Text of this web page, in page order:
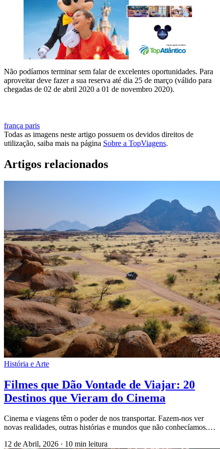
Não podíamos terminar sem falar de excelentes oportunidades. Para
aproveitar deve fazer a sua reserva até dia 25 de março (válido para
chegadas de 02 de abril 2020 a 01 de novembro 2020).
frança paris
Todas as imagens neste artigo possuem os devidos direitos de
utilização, saiba mais na página Sobre a TopViagens.
Artigos relacionados
História e Arte
Filmes que Dão Vontade de Viajar: 20
Destinos que Vieram do Cinema
Cinema e viagens têm o poder de nos transportar. Fazem-nos ver
novas realidades, outras histórias e mundos que não conhecíamos.…
12 de Abril, 2026 · 10 min leitura